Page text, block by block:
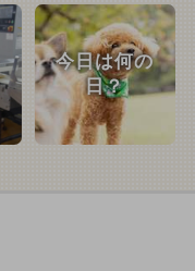
今日は何の
日？